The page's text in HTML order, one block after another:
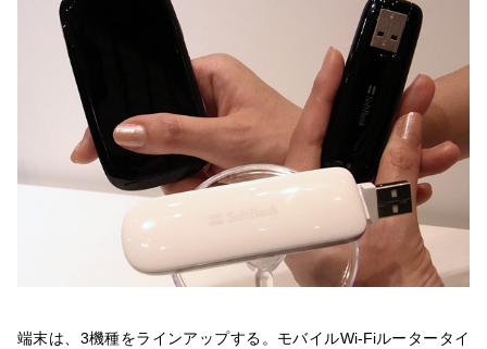
端末は、3機種をラインアップする。モバイルWi-Fiルータータイ